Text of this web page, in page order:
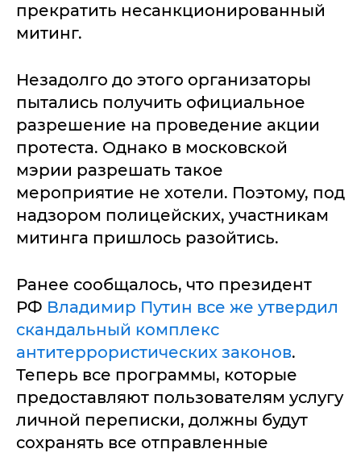
прекратить несанкционированный
митинг.
Незадолго до этого организаторы
пытались получить официальное
разрешение на проведение акции
протеста. Однако в московской
мэрии разрешать такое
мероприятие не хотели. Поэтому, под
надзором полицейских, участникам
митинга пришлось разойтись.
Ранее сообщалось, что президент
РФ Владимир Путин все же утвердил
скандальный комплекс
антитеррористических законов.
Теперь все программы, которые
предоставляют пользователям услугу
личной переписки, должны будут
сохранять все отправленные